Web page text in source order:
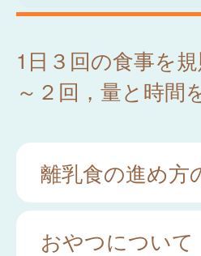
1日３回の食事を
～２回，量と時間
離乳食の進め方
おやつについて